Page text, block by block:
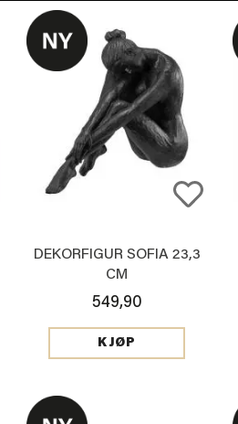
DEKORFIGUR SOFIA 23,3
CM
549,90
KJØP